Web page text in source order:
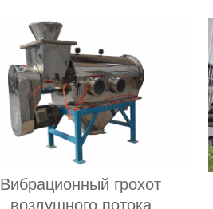
премиум-класса
Вибрационный грохот
воздушного потока